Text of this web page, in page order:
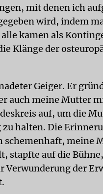
mit denen ich
wird, indem
kamen als
Klänge der
Geiger. Er
auch meine Mutter
auf, um die
halten. Die
meine
stapfte auf die
Verwunderung der